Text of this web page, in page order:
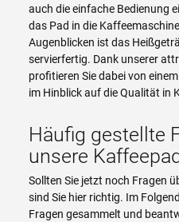
auch die einfache Bedienung
das Pad in die
Augenblicken ist das
servierfertig. Dank unserer
profitieren Sie dabei von
im Hinblick auf die Qualität in
Häufig gestellte
unsere
Sollten Sie jetzt noch Fragen
sind Sie hier richtig. Im
Fragen gesammelt und